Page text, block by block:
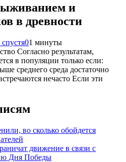
и
в древности
01 минуты
Согласно результатам,
в популяции только если:
среднего среда достаточно
нечасто Если эти
во сколько обойдется
движение в связи с
Дня Победы